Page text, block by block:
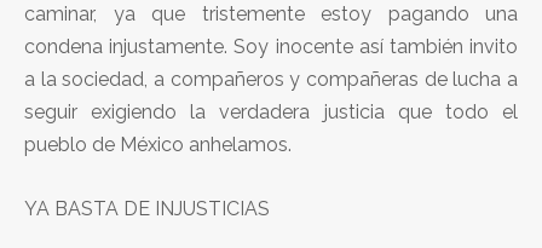
caminar, ya que tristemente estoy pagando una
condena injustamente. Soy inocente así también invito
a la sociedad, a compañeros y compañeras de lucha a
seguir exigiendo la verdadera justicia que todo el
pueblo de México anhelamos.
YA BASTA DE INJUSTICIAS